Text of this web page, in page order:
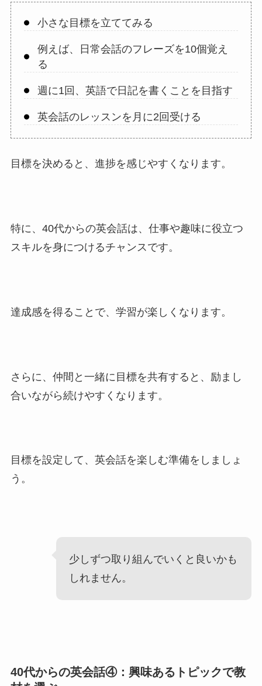
小さな目標を立ててみる
例えば、日常会話のフレーズを10個覚え
る
週に1回、英語で日記を書くことを目指す
英会話のレッスンを月に2回受ける
目標を決めると、進捗を感じやすくなります。
特に、40代からの英会話は、仕事や趣味に役立つ
スキルを身につけるチャンスです。
達成感を得ることで、学習が楽しくなります。
さらに、仲間と一緒に目標を共有すると、励まし
合いながら続けやすくなります。
目標を設定して、英会話を楽しむ準備をしましょ
う。
少しずつ取り組んでいくと良いかも
しれません。
40代からの英会話④：興味あるトピックで教